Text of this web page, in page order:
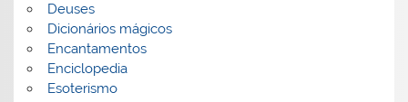
Deuses
Dicionários mágicos
Encantamentos
Enciclopedia
Esoterismo